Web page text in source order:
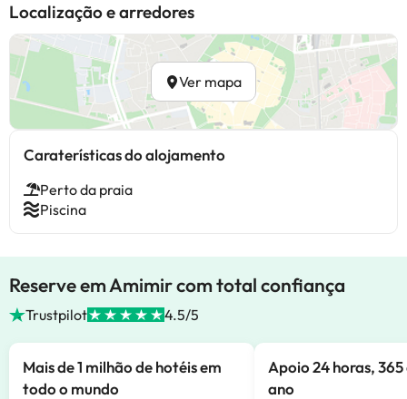
Localização e arredores
Ver mapa
Caraterísticas do alojamento
Perto da praia
Piscina
Reserve em Amimir com total confiança
Trustpilot 4.5/5
Mais de 1 milhão de hotéis em
todo o mundo
Apoio 24 horas,
ano